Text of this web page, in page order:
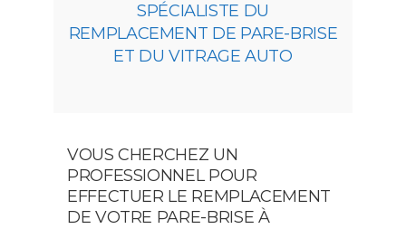
SPÉCIALISTE DU
REMPLACEMENT DE PARE-BRISE
ET DU VITRAGE AUTO
VOUS CHERCHEZ UN
PROFESSIONNEL POUR
EFFECTUER LE REMPLACEMENT
DE VOTRE PARE-BRISE À